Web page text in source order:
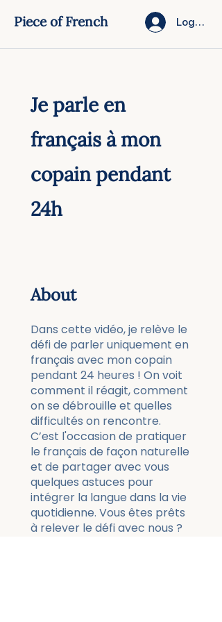
Piece of French Log In
Je parle en
français à mon
copain pendant
24h
About
Dans cette vidéo, je relève le
défi de parler uniquement en
français avec mon copain
pendant 24 heures ! On voit
comment il réagit, comment
on se débrouille et quelles
difficultés on rencontre.
C’est l'occasion de pratiquer
le français de façon naturelle
et de partager avec vous
quelques astuces pour
intégrer la langue dans la vie
quotidienne. Vous êtes prêts
à relever le défi avec nous ?